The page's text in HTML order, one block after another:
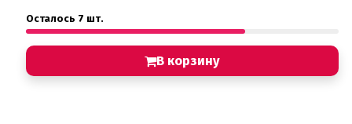
Осталось 7 шт.
В корзину